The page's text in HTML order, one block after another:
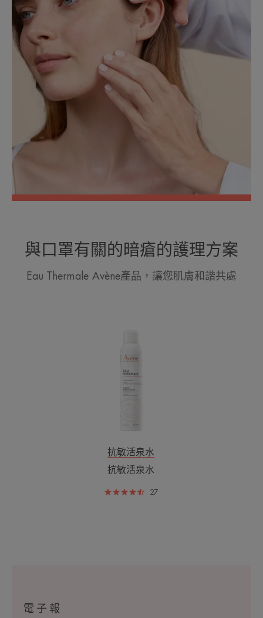
與口罩有關的暗瘡的護理方案
Eau Thermale Avène產品，讓您肌膚和諧共處
活
水
抗敏活泉水
抗敏活泉水
27
電子報